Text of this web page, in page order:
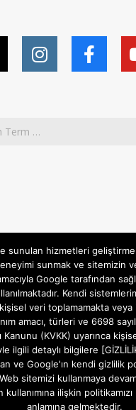
(Cookies) Politikası
sunulan hizmetleri
sunmak ve sitemizin
Google tarafından
Kendi
veri toplamamakta veya
amacı, türleri ve 6698
Kanunu (KVKK) uyarınca
ilgili detaylı bilgilere
ve Google'ın kendi gizlilik
sitemizi kullanmaya
ilişkin
anlamına gelmektedir.